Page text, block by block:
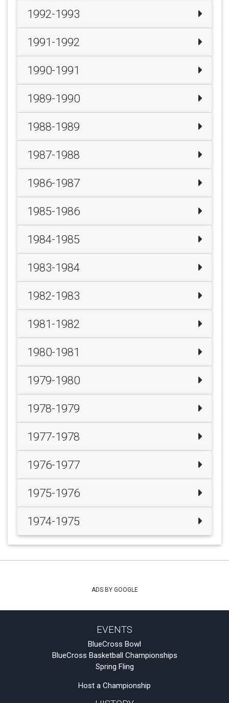
1992-1993
1991-1992
1990-1991
1989-1990
1988-1989
1987-1988
1986-1987
1985-1986
1984-1985
1983-1984
1982-1983
1981-1982
1980-1981
1979-1980
1978-1979
1977-1978
1976-1977
1975-1976
1974-1975
ADS BY GOOGLE
EVENTS
BlueCross Bowl
BlueCross Basketball Championships
Spring Fling
Host a Championship